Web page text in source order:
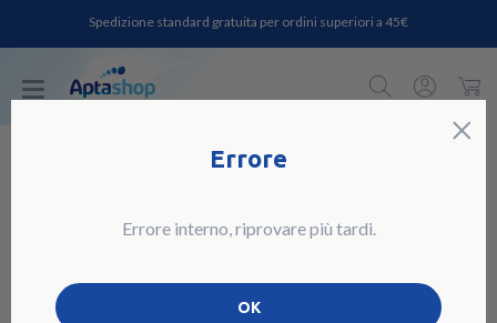
×
Errore
Errore interno, riprovare più tardi.
OK
Spedizione standard gratuita per ordini superiori a 45€